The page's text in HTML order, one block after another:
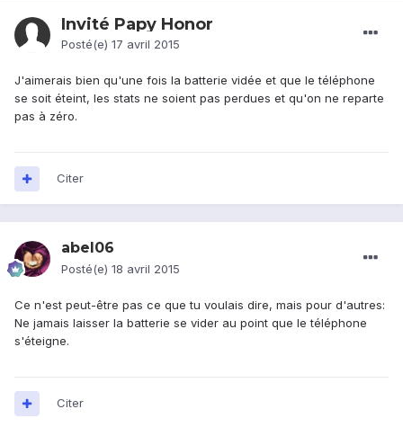
Invité Papy Honor
Posté(e) 17 avril 2015
J'aimerais bien qu'une fois la batterie vidée et que le téléphone
se soit éteint, les stats ne soient pas perdues et qu'on ne reparte
pas à zéro.
Citer
abel06
Posté(e) 18 avril 2015
Ce n'est peut-être pas ce que tu voulais dire, mais pour d'autres:
Ne jamais laisser la batterie se vider au point que le téléphone
s'éteigne.
Citer